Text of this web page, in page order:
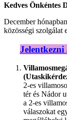
Kedves Önkéntes
December
közösségi szolgálat
2-es
tér és Nádor
a 2-es
válaszokat